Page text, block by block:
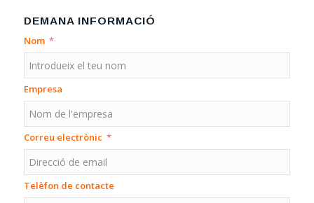
DEMANA INFORMACIÓ
Nom
Empresa
Correu electrònic
Telèfon de contacte